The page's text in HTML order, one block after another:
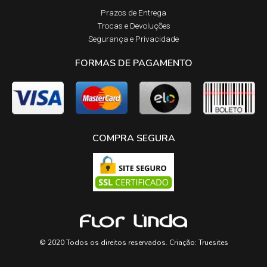
Prazos de Entrega​
Trocas e Devoluções​
Segurança e Privacidade
FORMAS DE PAGAMENTO
COMPRA SEGURA
© 2020 Todos os direitos reservados. Criação: Truesites